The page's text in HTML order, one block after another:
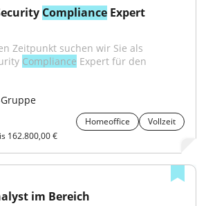
Compliance Expert
Zeitpunkt suchen wir Sie als
Compliance Expert für den
Homeoffice
Vollzeit
162.800,00 €
im Bereich